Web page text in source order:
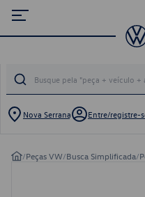
Nova Serrana Entre/registre-
/Peças VW/Busca Simplificada/